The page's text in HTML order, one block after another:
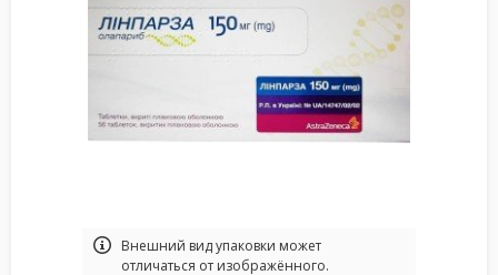
Bнешний вид упаковки может
отличаться от изображённого.